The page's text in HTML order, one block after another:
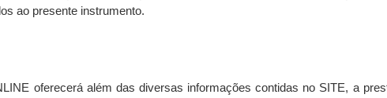
ao presente instrumento.
oferecerá além das diversas informações contidas no SITE, a